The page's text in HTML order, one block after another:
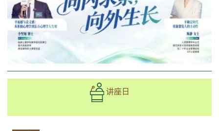
讲座日